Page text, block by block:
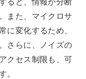
また、マイクロサ
に変化するため、
さらに、ノイズの
クセス制限も、可
。